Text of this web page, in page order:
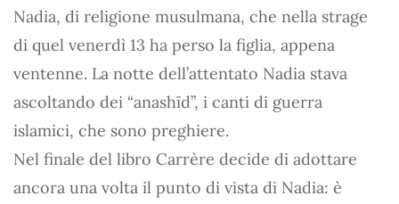
Nadia, di religione musulmana, che nella strage
di quel venerdì 13 ha perso la figlia, appena
ventenne. La notte dell’attentato Nadia stava
ascoltando dei “anashīd”, i canti di guerra
islamici, che sono preghiere.
Nel finale del libro Carrère decide di adottare
ancora una volta il punto di vista di Nadia: è